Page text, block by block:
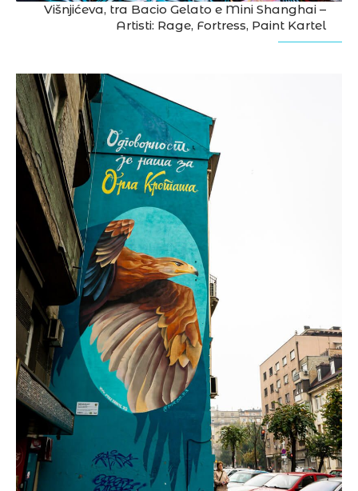
Višnjićeva, tra Bacio Gelato e Mini Shanghai –
Artisti: Rage, Fortress, Paint Kartel